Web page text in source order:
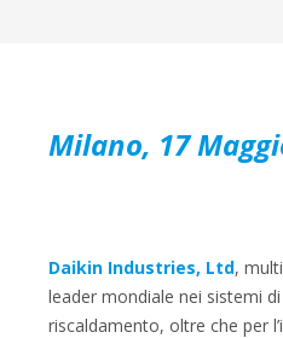
Milano, 17
Daikin Industries, Ltd,
leader mondiale nei sistemi
riscaldamento, oltre che per